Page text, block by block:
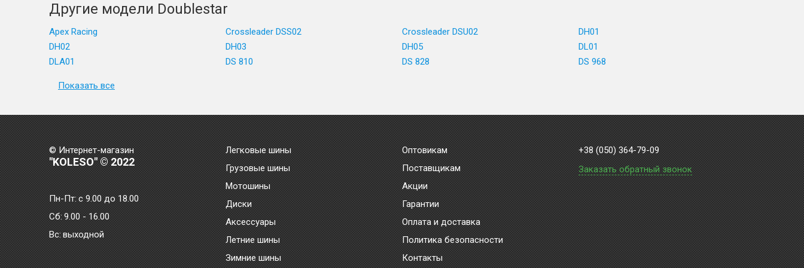
Другие модели Doublestar
Apex Racing Crossleader DSS02 Crossleader DSU02
DH01
DH02
DH03 DH05
DL01
DLA01
DS 810 DS 828 DS 968
Показать все
© Интернет-магазин
"KOLESO" © 2022
Пн-Пт:с 9.00 до 18.00
Сб: 9.00 - 16.00
Bc: выходной
Легковые шины
Грузовые шины
Мотошины
Диски
Аксессуары
Летние шины
Зимние шины
Оптовикам
Поставщикам
Акции
Гарантии
Оплата и доставка
Политика безопасности
Контакты
+38 (050) 364-79-09
Заказать обратный звонок